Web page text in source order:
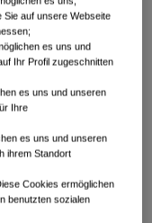
Unternehmen
auf unsere Webseite
es uns und
Ihr Profil zugeschnitten
es uns und unseren
Ihre
es uns und unseren
ihrem Standort
Cookies ermöglichen
benutzten sozialen